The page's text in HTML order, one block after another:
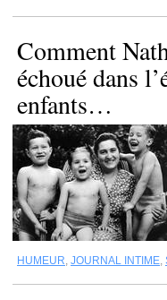
Comment
échoué dans
enfants…
HUMEUR, JOURNAL INTIME,